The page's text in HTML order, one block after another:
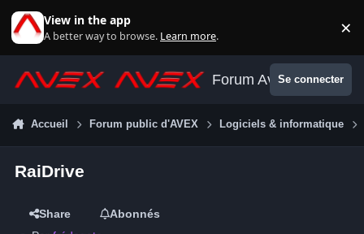
View in the app
A better way to browse. Learn more. ×
Forum AvexSe connecter
Accueil Forum public d'AVEX Logiciels & informatique
RaiDrive
Share
Abonnés